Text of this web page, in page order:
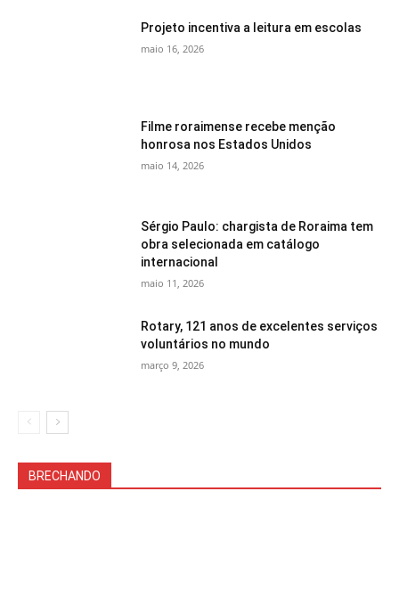
Projeto incentiva a leitura em escolas
maio 16, 2026
Filme roraimense recebe menção
honrosa nos Estados Unidos
maio 14, 2026
Sérgio Paulo: chargista de Roraima tem
obra selecionada em catálogo
internacional
maio 11, 2026
Rotary, 121 anos de excelentes serviços
voluntários no mundo
março 9, 2026
BRECHANDO